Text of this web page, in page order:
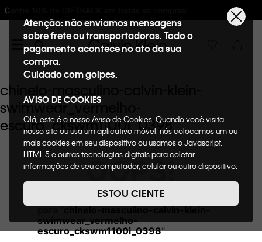
as compras 10%OFF na primeira
Atenção: não enviamos mensagens
sobre frete ou transportadoras. Todo o
pagamento acontece no ato da sua
compra.
Cuidado com golpes.
AVISO DE COOKIES
Olá, este é o nosso Aviso de Cookies. Quando você visita
nosso site ou usa um aplicativo móvel, nós colocamos um ou
mais cookies em seu dispositivo ou usamos o Javascript,
HTML 5 e outras tecnologias digitais para coletar
informações de seu computador, celular ou outro dispositivo.
de cookies, informaremos quais cookies usaremos e quais
suas funções. A forma como processamos os dados
nosso Aviso de Privacidade. Quando você visita nosso site,
consideraremos isso como sua solicitação específica para
ESTOU CIENTE
chinelo-masculino-calvin-klein-
swimwear_vermelho-
escuro_ckswm1100i_0398
OOPS!
Não encontramos nenhum resultado
swimwear_vermelho-
escuro_ckswm1100i_0398"